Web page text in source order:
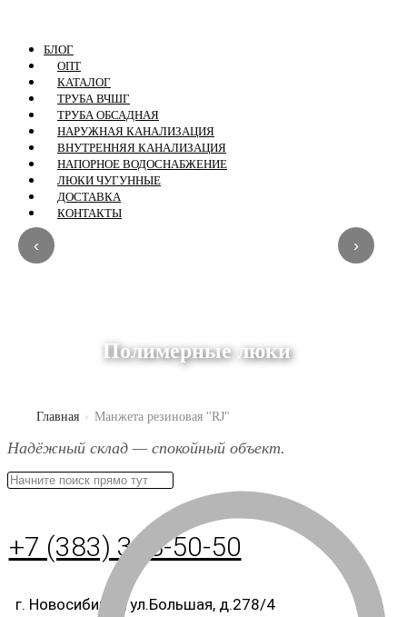
+7 (383) 388-50-50
г. Новосибирск, ул.Большая, д.278/4
БЛОГ
ОПТ
КАТАЛОГ
ТРУБА ВЧШГ
ТРУБА ОБСАДНАЯ
НАРУЖНАЯ КАНАЛИЗАЦИЯ
ВНУТРЕННЯЯ КАНАЛИЗАЦИЯ
НАПОРНОЕ ВОДОСНАБЖЕНИЕ
ЛЮКИ ЧУГУННЫЕ
ДОСТАВКА
КОНТАКТЫ
Полимерные люки
‹ ›
Главная Манжета резиновая "RJ"
Надёжный склад — спокойный объект.